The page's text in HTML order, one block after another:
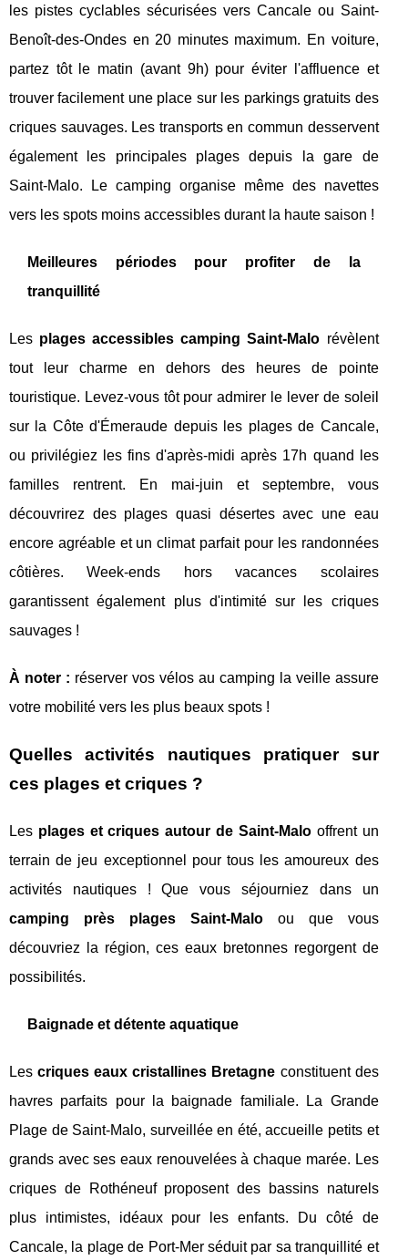
les pistes cyclables sécurisées vers Cancale ou Saint-
Benoît-des-Ondes en 20 minutes maximum. En voiture,
partez tôt le matin (avant 9h) pour éviter l'affluence et
trouver facilement une place sur les parkings gratuits des
criques sauvages. Les transports en commun desservent
également les principales plages depuis la gare de
Saint-Malo. Le camping organise même des navettes
vers les spots moins accessibles durant la haute saison !
Meilleures périodes pour profiter de la
tranquillité
Les plages accessibles camping Saint-Malo révèlent
tout leur charme en dehors des heures de pointe
touristique. Levez-vous tôt pour admirer le lever de soleil
sur la Côte d'Émeraude depuis les plages de Cancale,
ou privilégiez les fins d'après-midi après 17h quand les
familles rentrent. En mai-juin et septembre, vous
découvrirez des plages quasi désertes avec une eau
encore agréable et un climat parfait pour les randonnées
côtières. Week-ends hors vacances scolaires
garantissent également plus d'intimité sur les criques
sauvages !
À noter : réserver vos vélos au camping la veille assure
votre mobilité vers les plus beaux spots !
Quelles activités nautiques pratiquer sur
ces plages et criques ?
Les plages et criques autour de Saint-Malooffrent un
terrain de jeu exceptionnel pour tous les amoureux des
activités nautiques ! Que vous séjourniez dans un
camping près plages Saint-Maloou que vous
découvriez la région, ces eaux bretonnes regorgent de
possibilités.
Baignade et détente aquatique
Lescriques eaux cristallines Bretagne constituent des
havres parfaits pour la baignade familiale. La Grande
Plage de Saint-Malo, surveillée en été, accueille petits et
grands avec ses eaux renouvelées à chaque marée. Les
criques de Rothéneuf proposent des bassins naturels
plus intimistes, idéaux pour les enfants. Du côté de
Cancale, la plage de Port-Mer séduit par sa tranquillité et